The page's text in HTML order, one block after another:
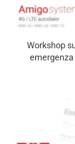
Workshop
emergenza